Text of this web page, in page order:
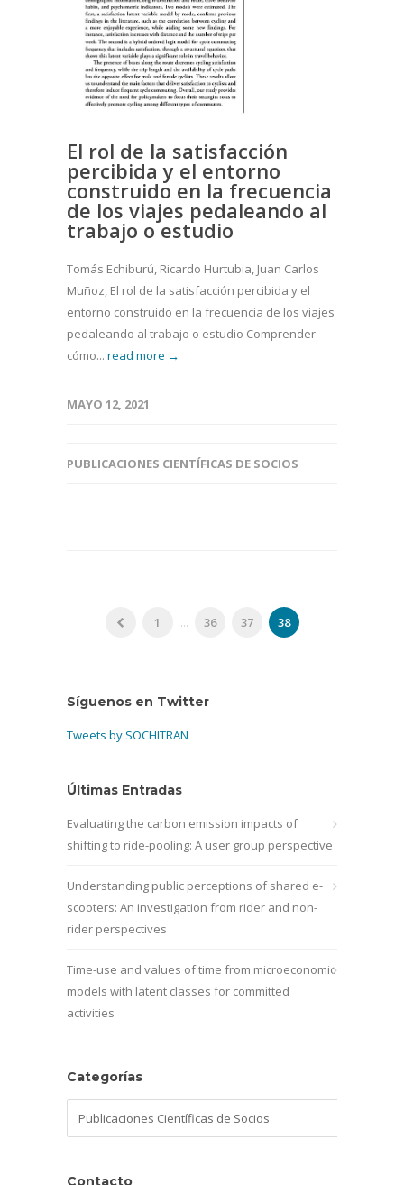
El rol de la satisfacción
percibida y el entorno
construido en la frecuencia
de los viajes pedaleando al
trabajo o estudio
Tomás Echiburú, Ricardo Hurtubia, Juan Carlos
Muñoz, El rol de la satisfacción percibida y el
entorno construido en la frecuencia de los viajes
pedaleando al trabajo o estudio Comprender
cómo... read more →
MAYO 12, 2021
PUBLICACIONES CIENTÍFICAS DE SOCIOS
1 ... 36 37 38
Síguenos en Twitter
Tweets by SOCHITRAN
Últimas Entradas
Evaluating the carbon emission impacts of
shifting to ride-pooling: A user group perspective
Understanding public perceptions of shared e-
scooters: An investigation from rider and non-
rider perspectives
Time-use and values of time from microeconomic
models with latent classes for committed
activities
Categorías